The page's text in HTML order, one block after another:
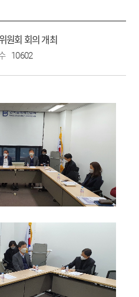
원회 회의 개최
10602